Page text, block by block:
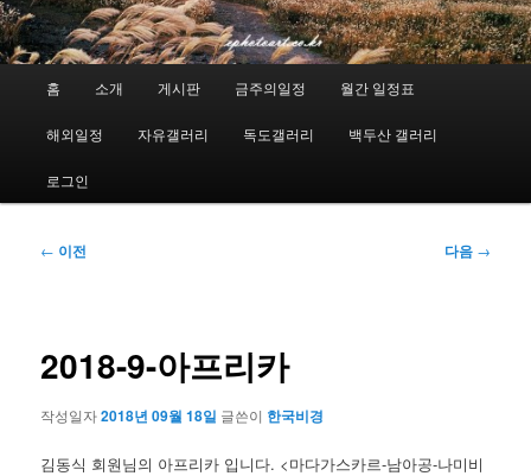
홈 소개 게시판 금주의일정 월간 일정표
해외일정 자유갤러리 독도갤러리 백두산 갤러리
로그인
글
션
← 이전 다음 →
2018-9-아프리카
작성일자2018년 09월 18일 글쓴이 한국비경
김동식 회원님의 아프리카 입니다. <마다가스카르-남아공-나미비